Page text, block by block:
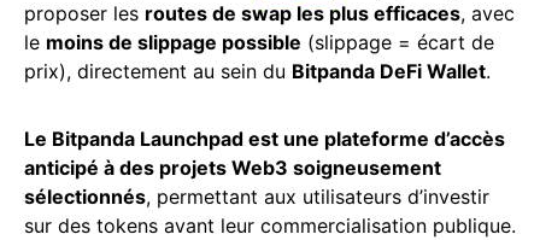
proposer les routes de swap les plus efficaces, avec
le moins de slippage possible (slippage = écart de
prix), directement au sein du Bitpanda DeFi Wallet.
Le Bitpanda Launchpad est une plateforme d’accès
anticipé à des projets Web3 soigneusement
sélectionnés, permettant aux utilisateurs d’investir
sur des tokens avant leur commercialisation publique.